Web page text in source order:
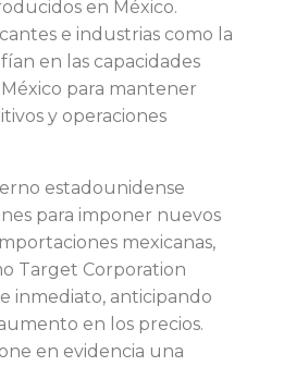
en México.
e industrias como la
en las capacidades
para mantener
y operaciones
estadounidense
para imponer nuevos
mexicanas,
Target Corporation
inmediato, anticipando
en los precios.
en evidencia una